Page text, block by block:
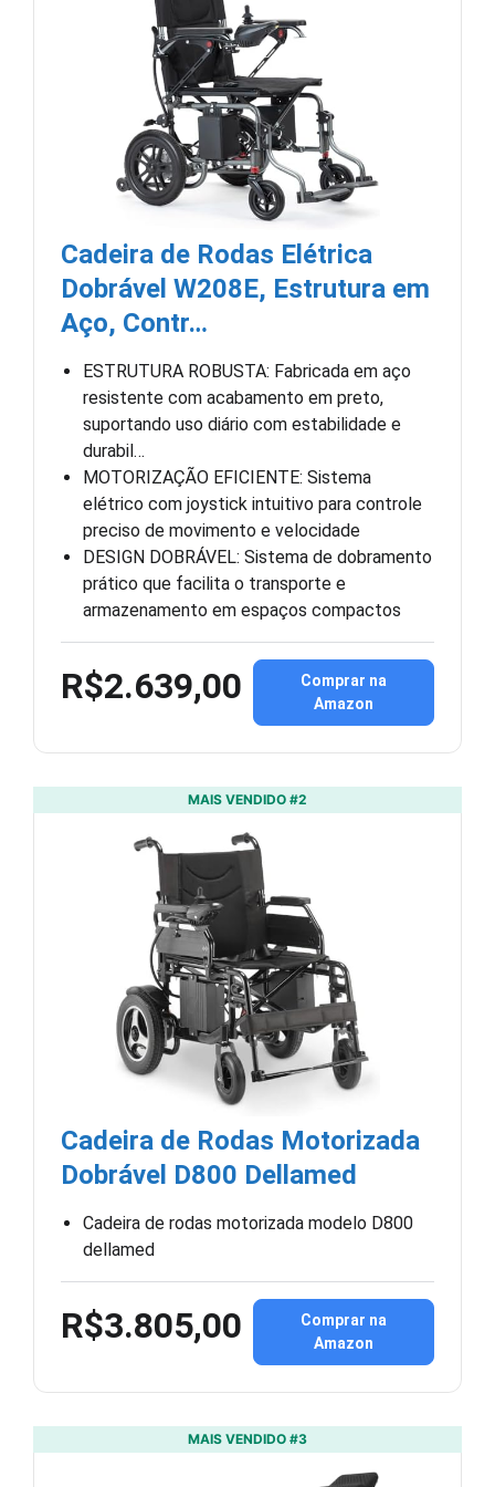
Cadeira de Rodas Elétrica
Dobrável W208E, Estrutura em
Aço, Contr…
ESTRUTURA ROBUSTA: Fabricada em aço
resistente com acabamento em preto,
suportando uso diário com estabilidade e
durabil…
MOTORIZAÇÃO EFICIENTE: Sistema
elétrico com joystick intuitivo para controle
preciso de movimento e velocidade
DESIGN DOBRÁVEL: Sistema de dobramento
prático que facilita o transporte e
armazenamento em espaços compactos
R$2.639,00
Comprar na
Amazon
MAIS VENDIDO #2
Cadeira de Rodas Motorizada
Dobrável D800 Dellamed
Cadeira de rodas motorizada modelo D800
dellamed
R$3.805,00
Comprar na
Amazon
MAIS VENDIDO #3